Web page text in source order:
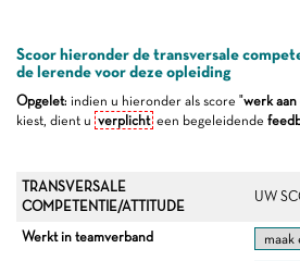
Scoor hieronder de transversale
de lerende voor deze opleiding
Opgelet: indien u hieronder als score "werk aan
kiest, dient u verplicht een begeleidende
TRANSVERSALE
COMPETENTIE/ATTITUDE
UW
Werkt in teamverband